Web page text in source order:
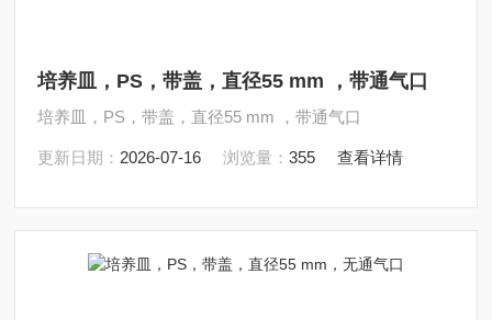
培养皿，PS，带盖，直径55 mm ，带通气口
培养皿，PS，带盖，直径55 mm ，带通气口
更新日期： 2026-07-16 浏览量：355 查看详情